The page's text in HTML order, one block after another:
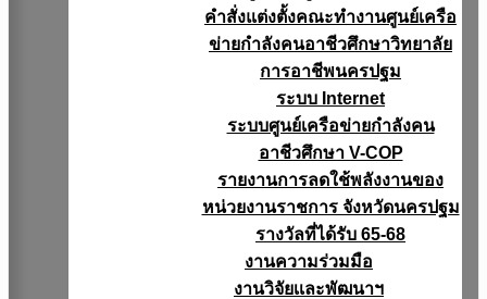
คำสั่งแต่งตั้งคณะทำงานศูนย์เครือ
ข่ายกำลังคนอาชีวศึกษาวิทยาลัย
การอาชีพนครปฐม
ระบบ Internet
ระบบศูนย์เครือข่ายกำลังคน
อาชีวศึกษา V-COP
รายงานการลดใช้พลังงานของ
หน่วยงานราชการ จังหวัดนครปฐม
รางวัลที่ได้รับ 65-68
งานความร่วมมือ
งานวิจัยเเละพัฒนาฯ